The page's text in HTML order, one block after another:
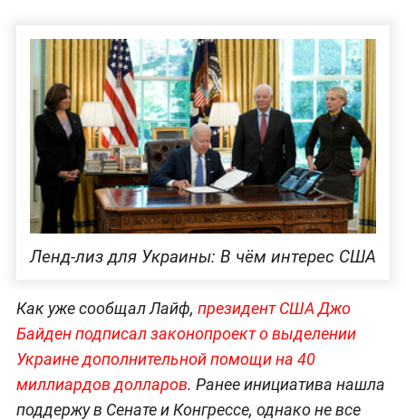
Ленд-лиз для Украины: В чём интерес США
Как уже сообщал Лайф, президент США Джо
Байден подписал законопроект о выделении
Украине дополнительной помощи на 40
миллиардов долларов. Ранее инициатива нашла
поддержу в Сенате и Конгрессе, однако не все